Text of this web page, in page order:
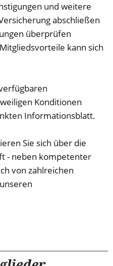
und weitere
abschließen
überprüfen
kann sich
Konditionen
Informationsblatt.
Sie sich über die
- neben kompetenter
von zahlreichen